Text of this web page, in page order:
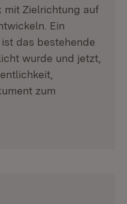
mit Zielrichtung auf
Ein
das bestehende
wurde und jetzt,
zum